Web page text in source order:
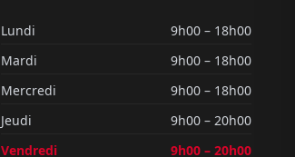
Lundi
9h00 – 18h00
Mardi
9h00 – 18h00
Mercredi
9h00 – 18h00
Jeudi
9h00 – 20h00
Vendredi
9h00 – 20h00